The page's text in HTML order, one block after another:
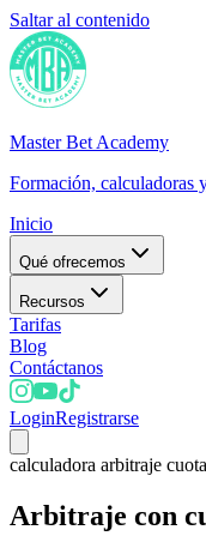
Saltar al contenido
Master Bet Academy
Formación, calculadoras
Inicio
Qué ofrecemos
Recursos
Tarifas
Blog
Contáctanos
LoginRegistrarse
calculadora arbitraje
Arbitraje con